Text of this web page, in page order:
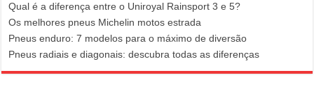
Qual é a diferença entre o Uniroyal Rainsport 3 e 5?
Os melhores pneus Michelin motos estrada
Pneus enduro: 7 modelos para o máximo de diversão
Pneus radiais e diagonais: descubra todas as diferenças